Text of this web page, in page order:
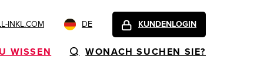
INKL.COM DE KUNDENLOGIN
WISSEN WONACH SUCHEN SIE?